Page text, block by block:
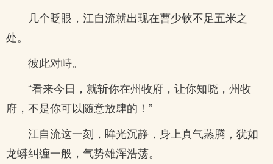
几个眨眼，江自流就出现在曹少钦不足五米之
处。
彼此对峙。
“看来今日，就斩你在州牧府，让你知晓，州牧
府，不是你可以随意放肆的！”
江自流这一刻，眸光沉静，身上真气蒸腾，犹如
龙蟒纠缠一般，气势雄浑浩荡。